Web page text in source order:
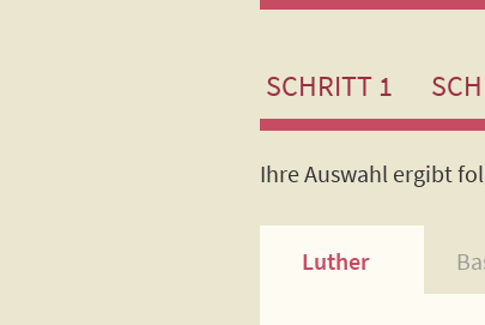
SCHRITT 1
Ihre Auswahl ergibt
Luther